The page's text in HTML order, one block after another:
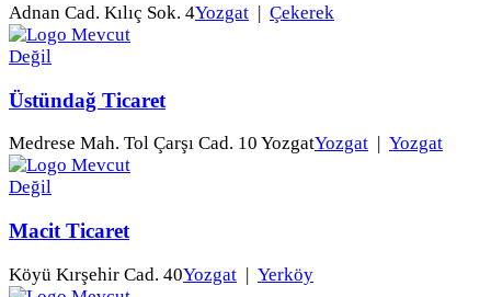
Adnan Cad. Kılıç Sok. 4Yozgat | Çekerek
Üstündağ Ticaret
Medrese Mah. Tol Çarşı Cad. 10 YozgatYozgat Yozgat
Macit Ticaret
Köyü Kırşehir Cad. 40Yozgat | Yerköy